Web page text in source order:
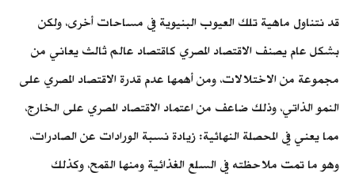
قد نتناول ماهية تلك العيوب البنيوية في مساحات أخرى، ولكن
بشكل عام يصنف الاقتصاد المصري كاقتصاد عالم ثالث يعاني من
مجموعة من الاختلالات، ومن أهمها عدم قدرة الاقتصاد المصري على
النمو الذاتي، وذلك ضاعف من اعتماد الاقتصاد المصري على الخارج،
مما يعني في المحصلة النهائية: زيادة نسبة الورادات عن الصادرات،
وهو ما تمت ملاحظته في السلع الغذائية ومنها القمح، وكذلك